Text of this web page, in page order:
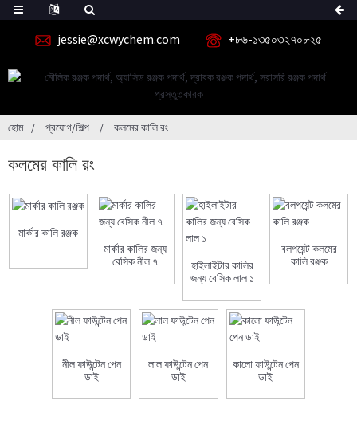
jessie@xcwychem.com +৮৬-১৩৫০৩২৭০৮২৫
হোম প্রয়োগ/শিল্প কলমের কালি রং
কলমের কালি রং
মার্কার কালি রঞ্জক
মার্কার কালির জন্য
বেসিক নীল ৭
হাইলাইটার কালির
জন্য বেসিক লাল ১
বলপয়েন্ট কলমের
কালি রঞ্জক
নীল ফাউন্টেন পেন
ডাই
লাল ফাউন্টেন পেন
ডাই
কালো ফাউন্টেন পেন
ডাই